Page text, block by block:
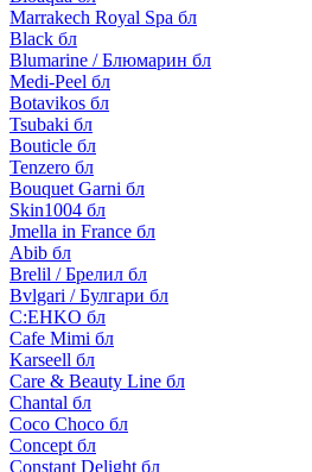
Marrakech Royal Spa бл
Black бл
Blumarine / Блюмарин бл
Medi-Peel бл
Botavikos бл
Tsubaki бл
Bouticle бл
Tenzero бл
Bouquet Garni бл
Skin1004 бл
Jmella in France бл
Abib бл
Brelil / Брелил бл
Bvlgari / Булгари бл
C:EHKO бл
Cafe Mimi бл
Karseell бл
Care & Beauty Line бл
Chantal бл
Coco Choco бл
Concept бл
Constant Delight бл